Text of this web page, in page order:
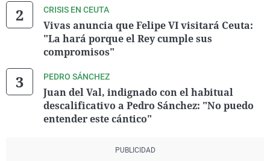
CRISIS EN CEUTA
Vivas anuncia que Felipe VI visitará Ceuta:
"La hará porque el Rey cumple sus
compromisos"
PEDRO SÁNCHEZ
Juan del Val, indignado con el habitual
descalificativo a Pedro Sánchez: "No puedo
entender este cántico"